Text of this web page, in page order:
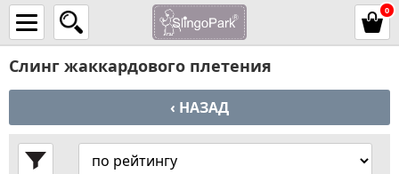
0
Слинг жаккардового плетения
‹ НАЗАД